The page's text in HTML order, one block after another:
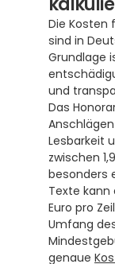
Die Kosten
sind in
Grundlage
und
Das
Lesbarkeit
zwischen
besonders
Texte kann
Euro pro
Umfang
genaue